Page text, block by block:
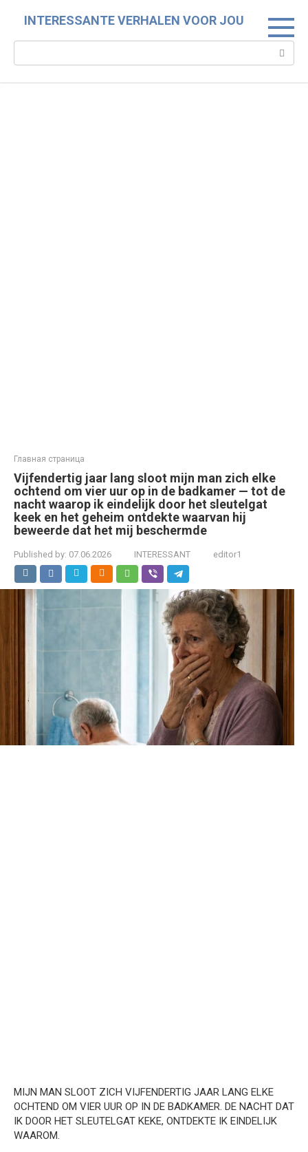
INTERESSANTE VERHALEN VOOR JOU
Главная страница
Vijfendertig jaar lang sloot mijn man zich elke
ochtend om vier uur op in de badkamer — tot de
nacht waarop ik eindelijk door het sleutelgat
keek en het geheim ontdekte waarvan hij
beweerde dat het mij beschermde
Published by: 07.06.2026 INTERESSANT editor1
MIJN MAN SLOOT ZICH VIJFENDERTIG JAAR LANG ELKE
OCHTEND OM VIER UUR OP IN DE BADKAMER. DE NACHT DAT
IK DOOR HET SLEUTELGAT KEKE, ONTDEKTE IK EINDELIJK
WAAROM.